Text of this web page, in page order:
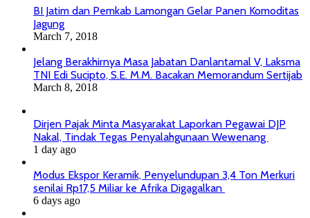
BI Jatim dan Pemkab Lamongan Gelar Panen Komoditas
Jagung
March 7, 2018
Jelang Berakhirnya Masa Jabatan Danlantamal V, Laksma
TNI Edi Sucipto, S.E. M.M. Bacakan Memorandum Sertijab
March 8, 2018
Dirjen Pajak Minta Masyarakat Laporkan Pegawai DJP
Nakal, Tindak Tegas Penyalahgunaan Wewenang
1 day ago
Modus Ekspor Keramik, Penyelundupan 3,4 Ton Merkuri
senilai Rp17,5 Miliar ke Afrika Digagalkan
6 days ago